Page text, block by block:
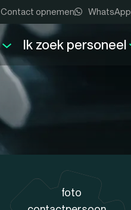
Contact opnemen WhatsApp
Ik zoek personeel